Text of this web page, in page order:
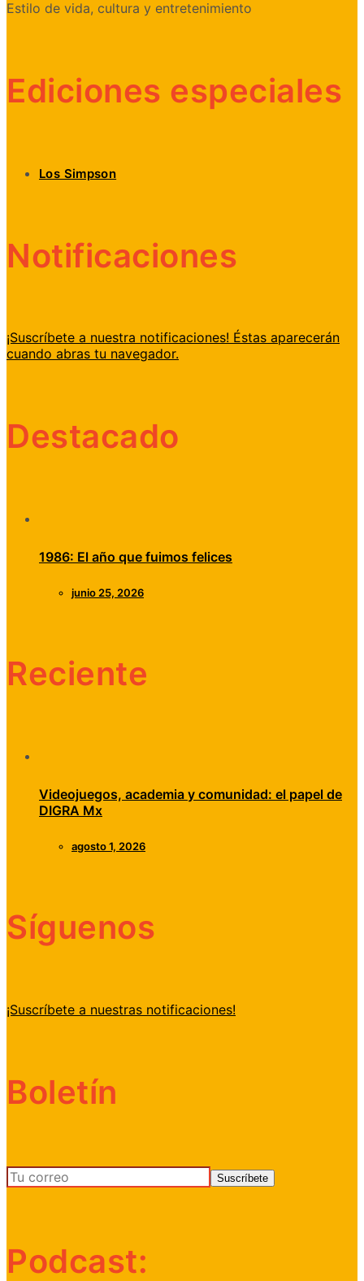
Estilo de vida, cultura y entretenimiento
Ediciones especiales
Los Simpson
Notificaciones
¡Suscríbete a nuestra notificaciones! Éstas aparecerán
cuando abras tu navegador.
Destacado
1986: El año que fuimos felices
junio 25, 2026
Reciente
Videojuegos, academia y comunidad: el papel de
DIGRA Mx
agosto 1, 2026
Síguenos
¡Suscríbete a nuestras notificaciones!
Boletín
Podcast: